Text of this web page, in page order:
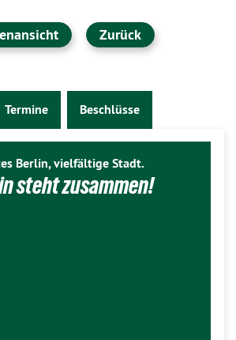
Zurück
Termine Beschlüsse
Berlin, vielfältige Stadt.
steht zusammen!